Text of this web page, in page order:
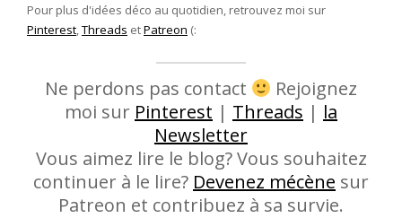
Pour plus d'idées déco au quotidien, retrouvez moi sur
Pinterest,Threads etPatreon (:
Ne perdons pas contact
Rejoignez
moi sur Pinterest | Threads | la
Newsletter
Vous aimez lire le blog? Vous souhaitez
continuer à le lire? Devenez mécène sur
Patreon et contribuez à sa survie.